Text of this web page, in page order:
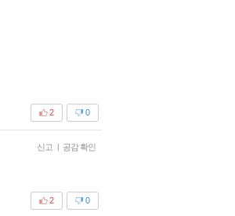
0
2
신고 | 공감 확인
0
2